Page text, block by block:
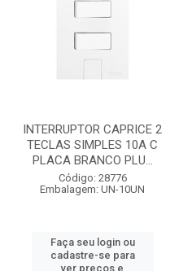
INTERRUPTOR CAPRICE 2
TECLAS SIMPLES 10A C
PLACA BRANCO PLU...
Código: 28776
Embalagem: UN-10UN
Faça seu login ou
cadastre-se para
ver preços e